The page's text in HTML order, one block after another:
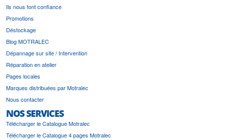
Ils nous font confiance
Promotions
Déstockage
Blog MOTRALEC
Dépannage sur site / Intervention
Réparation en atelier
Pages locales
Marques distribuées par Motralec
Nous contacter
NOS SERVICES
Télécharger le Catalogue Motralec
Télécharger le Catalogue 4 pages Motralec